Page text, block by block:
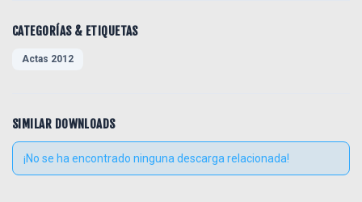
CATEGORÍAS & ETIQUETAS
Actas 2012
SIMILAR DOWNLOADS
¡No se ha encontrado ninguna descarga relacionada!